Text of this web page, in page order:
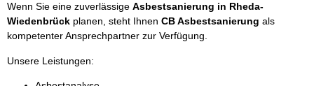
Wenn Sie eine zuverlässige Asbestsanierung in Rheda-
Wiedenbrück planen, steht Ihnen CB Asbestsanierung als
kompetenter Ansprechpartner zur Verfügung.
Unsere Leistungen: